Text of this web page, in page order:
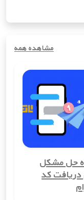
امروز، مزایای
تا کاهش
ایجاد تجربه‌ای امن و
حفظ حریم
می‌توانید شماره
آن جلوگیری کنید.
شخصی‌شان در معرض
مشاهده همه
راه حل مشکل
کد